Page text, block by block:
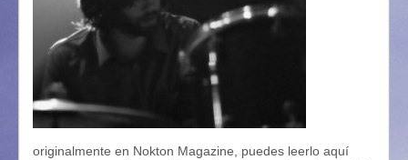
originalmente en Nokton Magazine, puedes leerlo aquí